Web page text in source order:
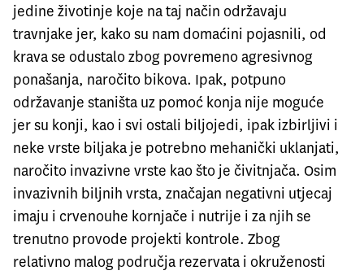
jedine životinje koje na taj način održavaju
travnjake jer, kako su nam domaćini pojasnili, od
krava se odustalo zbog povremeno agresivnog
ponašanja, naročito bikova. Ipak, potpuno
održavanje staništa uz pomoć konja nije moguće
jer su konji, kao i svi ostali biljojedi, ipak izbirljivi i
neke vrste biljaka je potrebno mehanički uklanjati,
naročito invazivne vrste kao što je čivitnjača. Osim
invazivnih biljnih vrsta, značajan negativni utjecaj
imaju i crvenouhe kornjače i nutrije i za njih se
trenutno provode projekti kontrole. Zbog
relativno malog područja rezervata i okruženosti